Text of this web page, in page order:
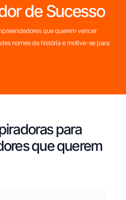
de Sucesso
que querem vencer
nomes da história e motive-se para
para
que querem